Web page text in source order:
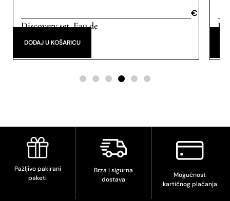
€
Discovery set,Eau de
Parfum
DODAJ U KOŠARICU
Pažljivo pakirani
paketi
Brza i sigurna
dostava
Mogućnost
kartičnog plaćanja